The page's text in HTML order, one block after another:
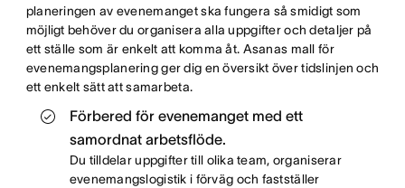
planeringen av evenemanget ska fungera så smidigt som
möjligt behöver du organisera alla uppgifter och detaljer på
ett ställe som är enkelt att komma åt. Asanas mall för
evenemangsplanering ger dig en översikt över tidslinjen och
ett enkelt sätt att samarbeta.
Förbered för evenemanget med ett
samordnat arbetsflöde.
Du tilldelar uppgifter till olika team, organiserar
evenemangslogistik i förväg och fastställer